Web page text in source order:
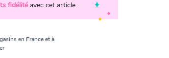
fidélité avec cet article
en France et à